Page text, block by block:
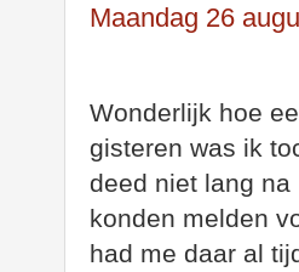
Maandag 26
Wonderlijk hoe
gisteren was ik
deed niet lang
konden melden
had me daar al